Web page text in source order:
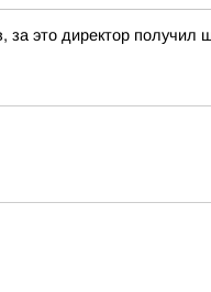
это директор получил